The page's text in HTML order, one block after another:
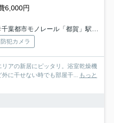
6,000円
千葉都市モノレール「都賀」駅 徒歩9分
防犯カメラ
リアの新居にピッタリ。浴室乾燥機
に干せない時でも部屋干... もっと